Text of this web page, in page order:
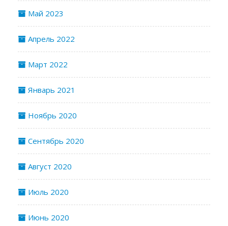
Май 2023
Апрель 2022
Март 2022
Январь 2021
Ноябрь 2020
Сентябрь 2020
Август 2020
Июль 2020
Июнь 2020